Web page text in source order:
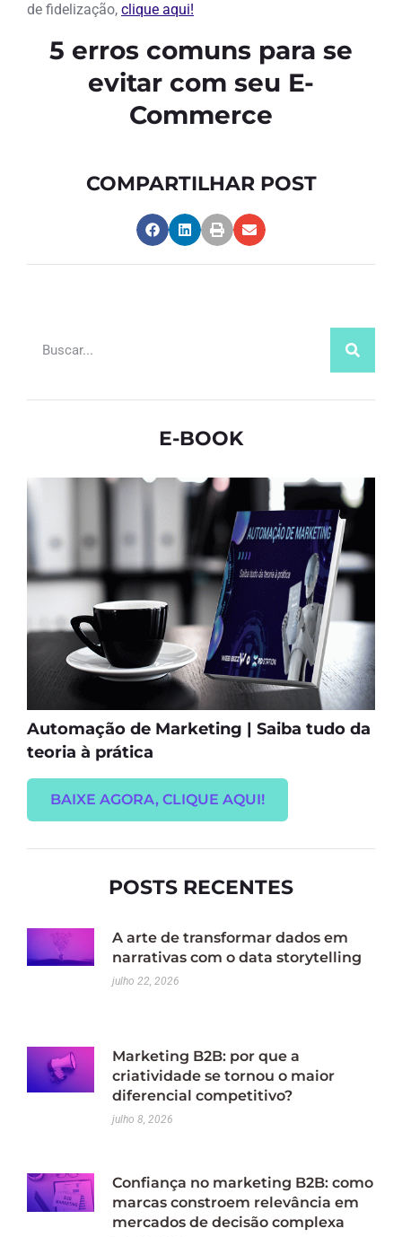
de fidelização, clique aqui!
5 erros comuns para se
evitar com seu E-
Commerce
COMPARTILHAR POST
E-BOOK
Automação de Marketing | Saiba tudo da
teoria à prática
BAIXE AGORA, CLIQUE AQUI!
POSTS RECENTES
A arte de transformar dados em
narrativas com o data storytelling
julho 22, 2026
Marketing B2B: por que a
criatividade se tornou o maior
diferencial competitivo?
julho 8, 2026
Confiança no marketing B2B: como
marcas constroem relevância em
mercados de decisão complexa